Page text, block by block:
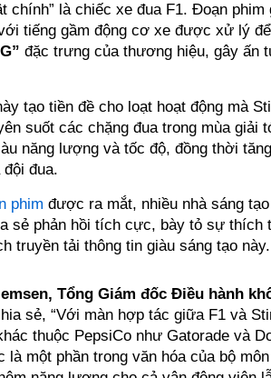
chính” là chiếc xe đua F1. Đoạn phim
tiếng gầm động cơ xe được xử lý
đặc trưng của thương hiệu, gây ấn
tạo tiền đề cho loạt hoạt động mà
suốt các chặng đua trong mùa giải
năng lượng và tốc độ, đồng thời
đua.
phim được ra mắt, nhiều nhà sáng
sẻ phản hồi tích cực, bày tỏ sự thích
truyền tải thông tin giàu sáng tạo này.
Tổng Giám đốc Điều hành
sẻ, “Với màn hợp tác giữa F1 và
thuộc PepsiCo như Gatorade và
là một phần trong văn hóa của bộ